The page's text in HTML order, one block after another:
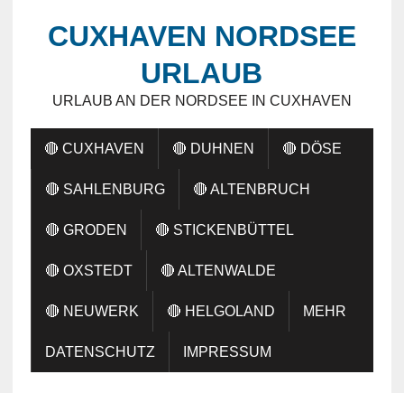
CUXHAVEN NORDSEE
URLAUB
URLAUB AN DER NORDSEE IN CUXHAVEN
🔴 CUXHAVEN 🔴 DUHNEN 🔴 DÖSE
🔴 SAHLENBURG 🔴 ALTENBRUCH
🔴 GRODEN 🔴 STICKENBÜTTEL
🔴 OXSTEDT 🔴 ALTENWALDE
🔴 NEUWERK 🔴 HELGOLAND MEHR
DATENSCHUTZ IMPRESSUM